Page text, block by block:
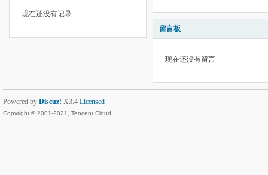
现在还没有记录
留言板
现在还没有留言
Powered by Discuz! X3.4 Licensed
Copyright © 2001-2021, Tencent Cloud.